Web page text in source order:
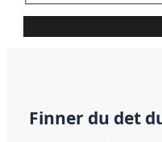
Finner du det